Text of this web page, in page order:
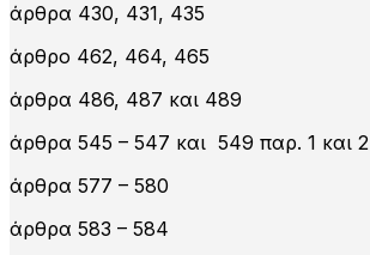
άρθρα 430, 431, 435
άρθρο 462, 464, 465
άρθρα 486, 487 και 489
άρθρα 545 – 547 και 549 παρ. 1 και 2
άρθρα 577 – 580
άρθρα 583 – 584